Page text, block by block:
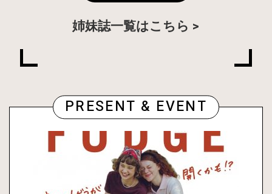
姉妹誌一覧はこちら
PRESENT & EVENT